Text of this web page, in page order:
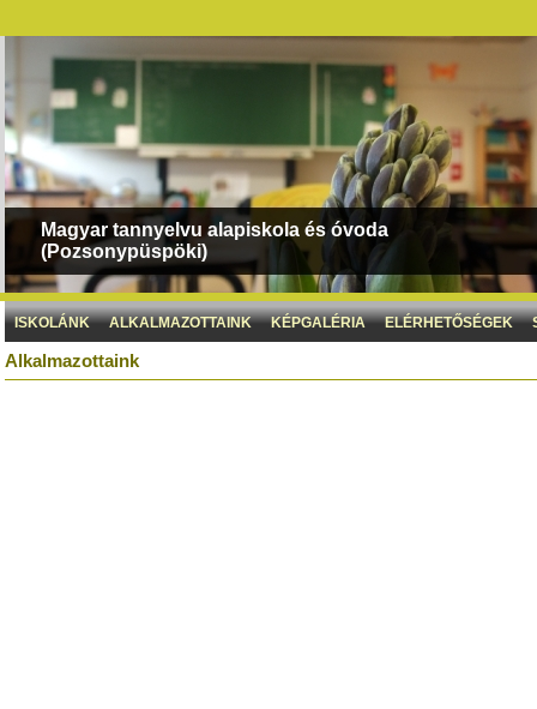
Magyar tannyelvu alapiskola és óvoda
(Pozsonypüspöki)
ISKOLÁNK ALKALMAZOTTAINK KÉPGALÉRIA ELÉRHETŐSÉGEK
Alkalmazottaink